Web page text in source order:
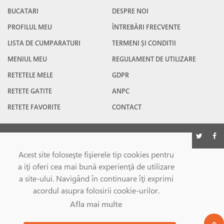
Acest site foloseşte fişierele tip cookies pentru
a iţi oferi cea mai bună experienţă de utilizare
a site-ului. Navigând în continuare îţi exprimi
acordul asupra folosirii cookie-urilor.
Afla mai multe
BUCATARI
PROFILUL MEU
LISTA DE CUMPARATURI
MENIUL MEU
RETETELE MELE
RETETE GATITE
RETETE FAVORITE
DESPRE NOI
ÎNTREBĂRI FRECVENTE
TERMENI ȘI CONDITII
REGULAMENT DE UTILIZARE
GDPR
ANPC
CONTACT
©Gatesc.ro 2026